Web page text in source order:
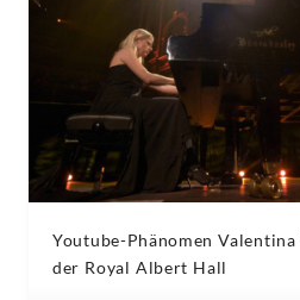
Youtube-Phänomen
der Royal Albert Hall